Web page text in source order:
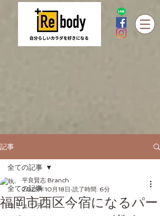
記事
全ての記事
コミュニティ
全ての記事
福岡市西区今宿になるパー
平良賢志 Branch
2025年10月18日 読了時間: 6分